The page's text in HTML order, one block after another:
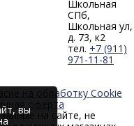
Школьная
СПб,
Школьная ул,
д. 73, к2
тел. +7 (911)
971-11-81
на обработку Cookie
оферта
на сайте, не
вы